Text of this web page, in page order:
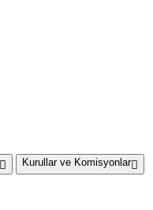
Kurullar ve Komisyonlar